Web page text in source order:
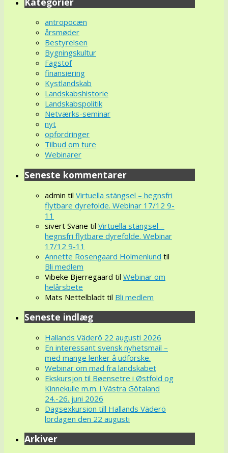
antropocæn
årsmøder
Bestyrelsen
Bygningskultur
Fagstof
finansiering
Kystlandskab
Landskabshistorie
Landskabspolitik
Netværks-seminar
nyt
opfordringer
Tilbud om ture
Webinarer
Seneste kommentarer
admin til Virtuella stängsel – hegnsfri
flytbare dyrefolde. Webinar 17/12 9-
11
sivert Svane til Virtuella stängsel –
hegnsfri flytbare dyrefolde. Webinar
17/12 9-11
Annette Rosengaard Holmenlund til
Bli medlem
Vibeke Bjerregaard til Webinar om
helårsbete
Mats Nettelbladt til Bli medlem
Seneste indlæg
Hallands Väderö 22 augusti 2026
En interessant svensk nyhetsmail –
med mange lenker å udforske.
Webinar om mad fra landskabet
Ekskursjon til Bøensetre i Østfold og
Kinnekulle m.m. i Västra Götaland
24.-26. juni 2026
Dagsexkursion till Hallands Väderö
lördagen den 22 augusti
Arkiver